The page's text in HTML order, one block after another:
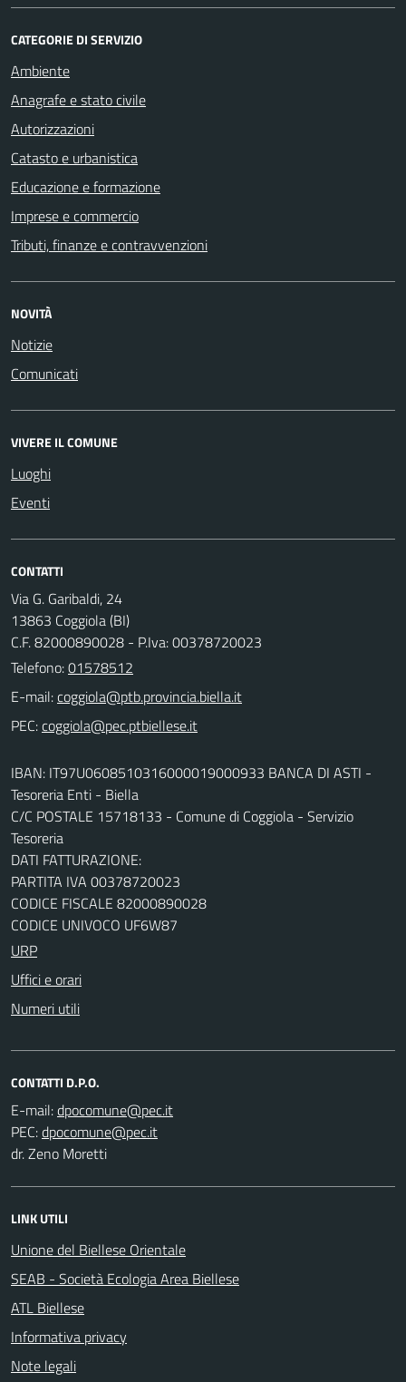
CATEGORIE DI SERVIZIO
Ambiente
Anagrafe e stato civile
Autorizzazioni
Catasto e urbanistica
Educazione e formazione
Imprese e commercio
Tributi, finanze e contravvenzioni
NOVITÀ
Notizie
Comunicati
VIVERE IL COMUNE
Luoghi
Eventi
CONTATTI
Via G. Garibaldi, 24
13863 Coggiola (BI)
C.F. 82000890028 - P.Iva: 00378720023
Telefono:01578512
E-mail:
PEC:
IBAN: IT97U0608510316000019000933 BANCA DI ASTI -
Tesoreria Enti - Biella
C/C POSTALE 15718133 - Comune di Coggiola - Servizio
Tesoreria
DATI FATTURAZIONE:
PARTITA IVA 00378720023
CODICE FISCALE 82000890028
CODICE UNIVOCO UF6W87
URP
Uffici e orari
Numeri utili
CONTATTI D.P.O.
E-mail:
PEC:
dr. Zeno Moretti
LINK UTILI
Unione del Biellese Orientale
SEAB - Società Ecologia Area Biellese
ATL Biellese
Informativa privacy
Note legali